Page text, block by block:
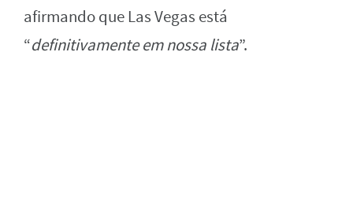
afirmando que Las Vegas está
“definitivamente em nossa lista”.